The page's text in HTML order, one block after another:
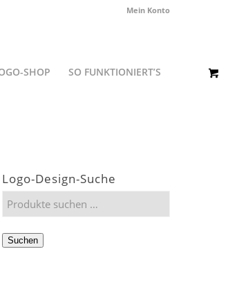
Mein Konto
SHOP SO FUNKTIONIERT’S
Logo-Design-Suche
Suchen